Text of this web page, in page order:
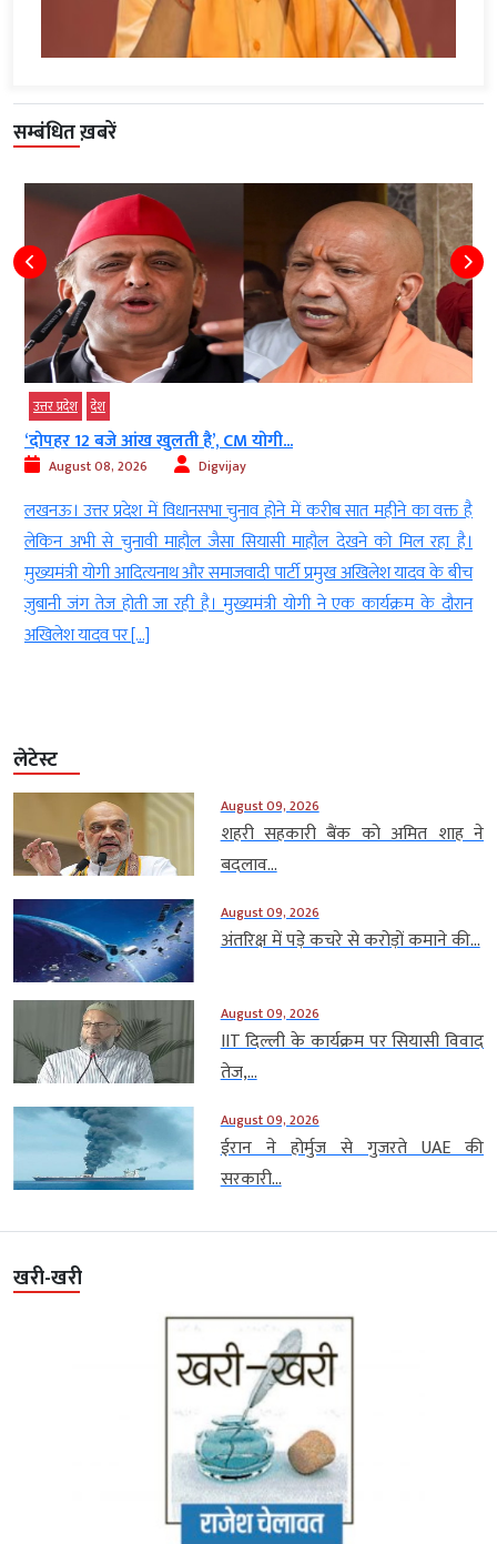
सम्बंधित ख़बरें
उत्तर प्रदेश देश
‘दोपहर 12 बजे आंख खुलती है’, CM योगी...
August 08, 2026 Digvijay
लखनऊ। उत्तर प्रदेश में विधानसभा चुनाव होने में करीब सात महीने का वक्त है
लेकिन अभी से चुनावी माहौल जैसा सियासी माहौल देखने को मिल रहा है।
मुख्यमंत्री योगी आदित्यनाथ और समाजवादी पार्टी प्रमुख अखिलेश यादव के बीच
जुबानी जंग तेज होती जा रही है। मुख्यमंत्री योगी ने एक कार्यक्रम के दौरान
अखिलेश यादव पर […]
लेटेस्ट
August 09, 2026
शहरी सहकारी बैंक को अमित शाह ने
बदलाव...
August 09, 2026
अंतरिक्ष में पड़े कचरे से करोड़ों कमाने की...
August 09, 2026
IIT दिल्ली के कार्यक्रम पर सियासी विवाद
तेज,...
August 09, 2026
ईरान ने होर्मुज से गुजरते UAE की
सरकारी...
खरी-खरी